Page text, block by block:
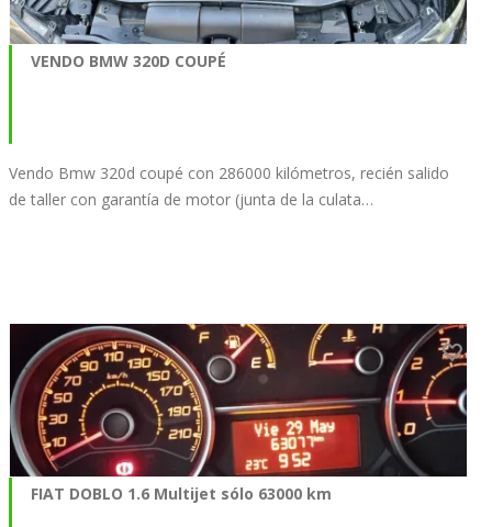
VENDO BMW 320D COUPÉ
Vendo Bmw 320d coupé con 286000 kilómetros, recién salido
de taller con garantía de motor (junta de la culata…
FIAT DOBLO 1.6 Multijet sólo 63000 km